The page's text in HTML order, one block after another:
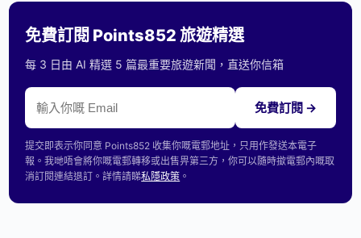
免費訂閱 Points852 旅遊精選
每 3 日由 AI 精選 5 篇最重要旅遊新聞，直送你信箱
免費訂閱 →
提交即表示你同意 Points852 收集你嘅電郵地址，只用作發送本電子
報。我哋唔會將你嘅電郵轉移或出售畀第三方，你可以隨時撳電郵內嘅取
消訂閱連結退訂。詳情請睇私隱政策 。